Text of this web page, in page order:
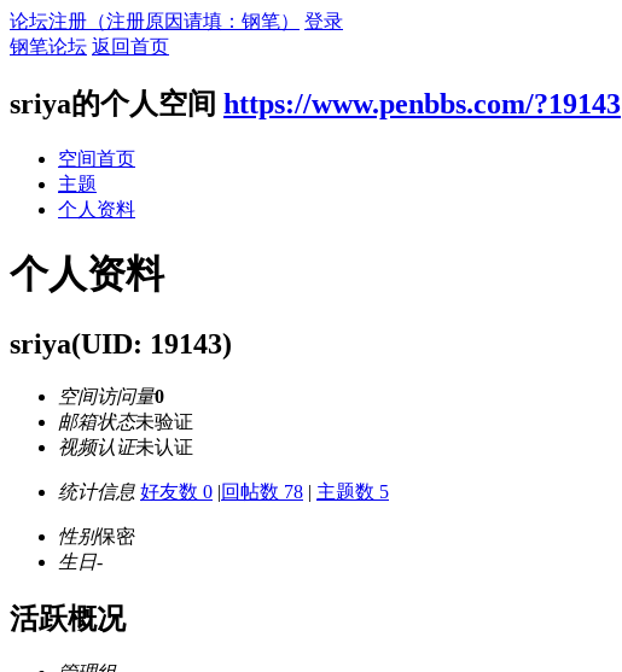
论坛注册（注册原因请填：钢笔）
登录
钢笔论坛 返回首页
sriya的个人空间 https://www.penbbs.com/?19143
空间首页
主题
个人资料
个人资料
sriya(UID: 19143)
空间访问量0
邮箱状态未验证
视频认证未认证
统计信息 好友数 0 |回帖数 78 | 主题数 5
性别保密
生日-
活跃概况